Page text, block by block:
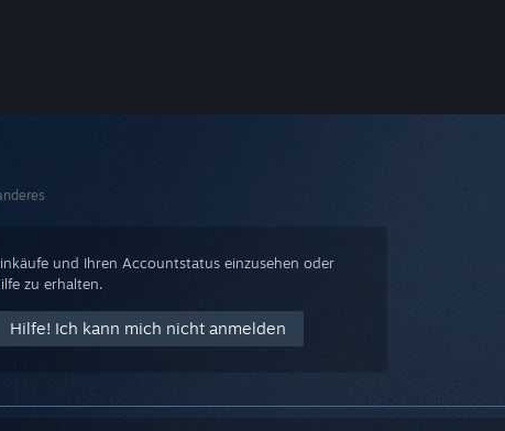
und Ihren Accountstatus einzusehen oder
zu erhalten.
Hilfe! Ich kann mich nicht anmelden